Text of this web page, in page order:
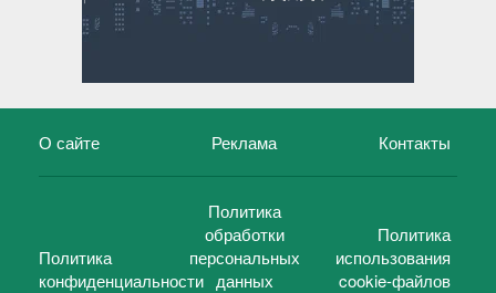
О сайте Реклама Контакты
Политика
конфиденциальности
Политика
обработки
персональных
данных
Политика
использования
cookie-файлов